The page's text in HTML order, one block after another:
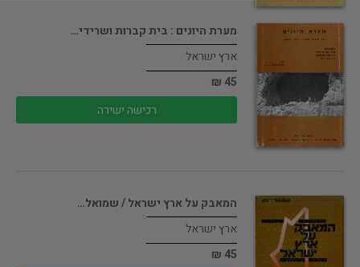
מערת היונים : בית קברות ושרידי…
ארץ ישראל
45 ₪
רכישה ישירה
המאבק על ארץ ישראל / שמואל…
ארץ ישראל
45 ₪